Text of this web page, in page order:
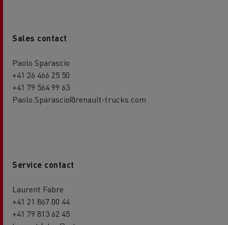
Sales contact
Paolo Sparascio
+41 26 466 25 50
+41 79 564 99 63
Paolo.Sparascio@renault-trucks.com
Service contact
Laurent Fabre
+41 21 867 00 44
+41 79 813 62 45